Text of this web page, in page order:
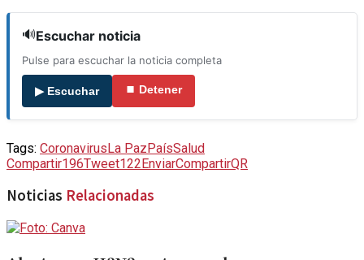
🔊Escuchar noticia
Pulse para escuchar la noticia completa
▶ Escuchar ⏹ Detener
Tags: CoronavirusLa PazPaísSalud
Compartir196Tweet122EnviarCompartirQR
Noticias Relacionadas